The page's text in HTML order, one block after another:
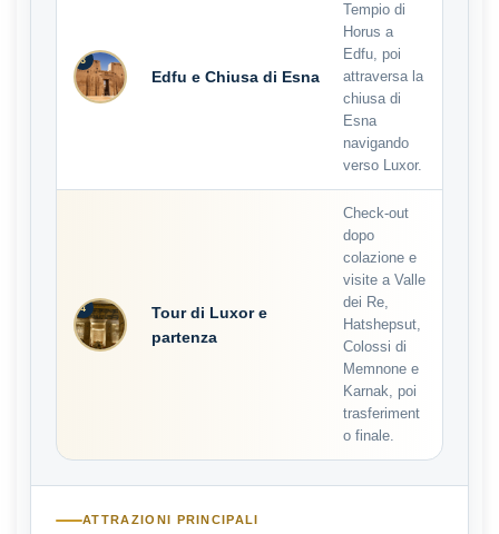
3
Edfu e Chiusa di Esna
Tempio di
Horus a
Edfu, poi
attraversa la
chiusa di
Esna
navigando
verso Luxor.
4
Tour di Luxor e
partenza
Check-out
dopo
colazione e
visite a Valle
dei Re,
Hatshepsut,
Colossi di
Memnone e
Karnak, poi
trasferiment
o finale.
ATTRAZIONI PRINCIPALI